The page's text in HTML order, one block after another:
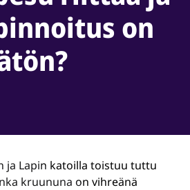
on
ja Lapin katoilla toistuu tuttu
kruununa on vihreänä